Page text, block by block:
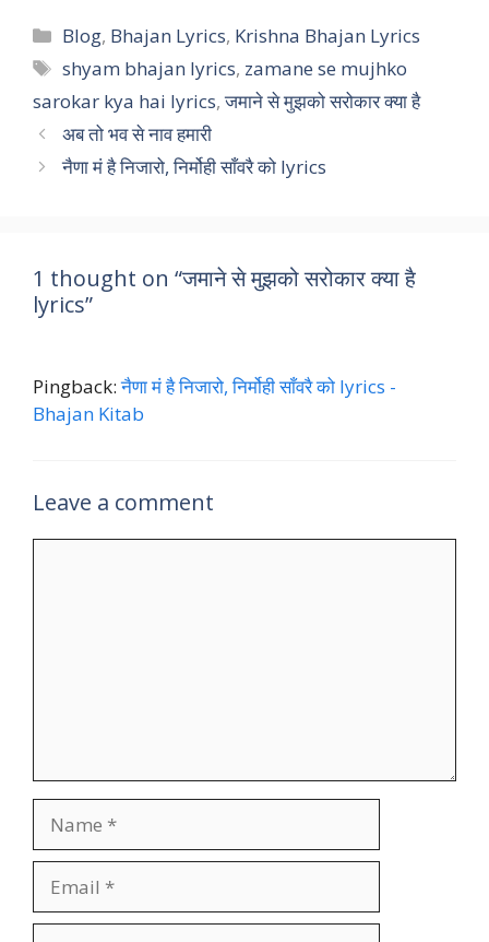
at
s
A
p
p
e
b
o
o
k
itt
er
ai
l
e
gr
a
m
ar
e
Categories
Blog, Bhajan Lyrics, Krishna Bhajan Lyrics
Tags
shyam bhajan lyrics, zamane se mujhko
sarokar kya hai lyrics,जमाने से मुझको सरोकार क्या है
अब तो भव से नाव हमारी
नैणा मं है निजारो, निर्मोही साँवरै को lyrics
1 thought on “जमाने से मुझको सरोकार क्या है
lyrics”
Pingback:नैणा मं है निजारो, निर्मोही साँवरै को lyrics -
Bhajan Kitab
Leave a comment